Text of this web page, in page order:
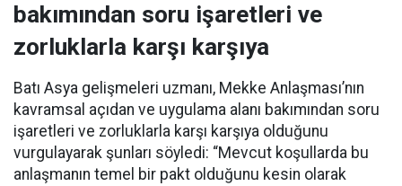
bakımından soru işaretleri ve
zorluklarla karşı karşıya
Batı Asya gelişmeleri uzmanı, Mekke Anlaşması’nın
kavramsal açıdan ve uygulama alanı bakımından soru
işaretleri ve zorluklarla karşı karşıya olduğunu
vurgulayarak şunları söyledi: “Mevcut koşullarda bu
anlaşmanın temel bir pakt olduğunu kesin olarak